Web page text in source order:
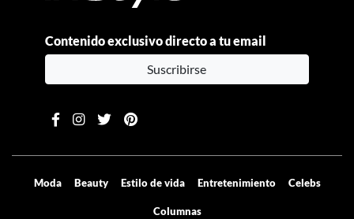
Contenido exclusivo directo a tu email
Suscribirse
Moda Beauty Estilo de vida Entretenimiento Celebs
Columnas